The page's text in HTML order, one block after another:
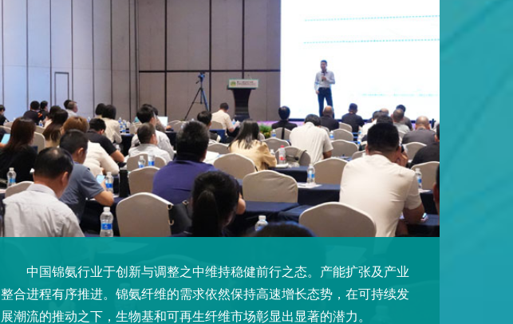
中国锦氨行业于创新与调整之中维持稳健前行之态。产能扩张及产业
整合进程有序推进。锦氨纤维的需求依然保持高速增长态势，在可持续发
展潮流的推动之下，生物基和可再生纤维市场彰显出显著的潜力。